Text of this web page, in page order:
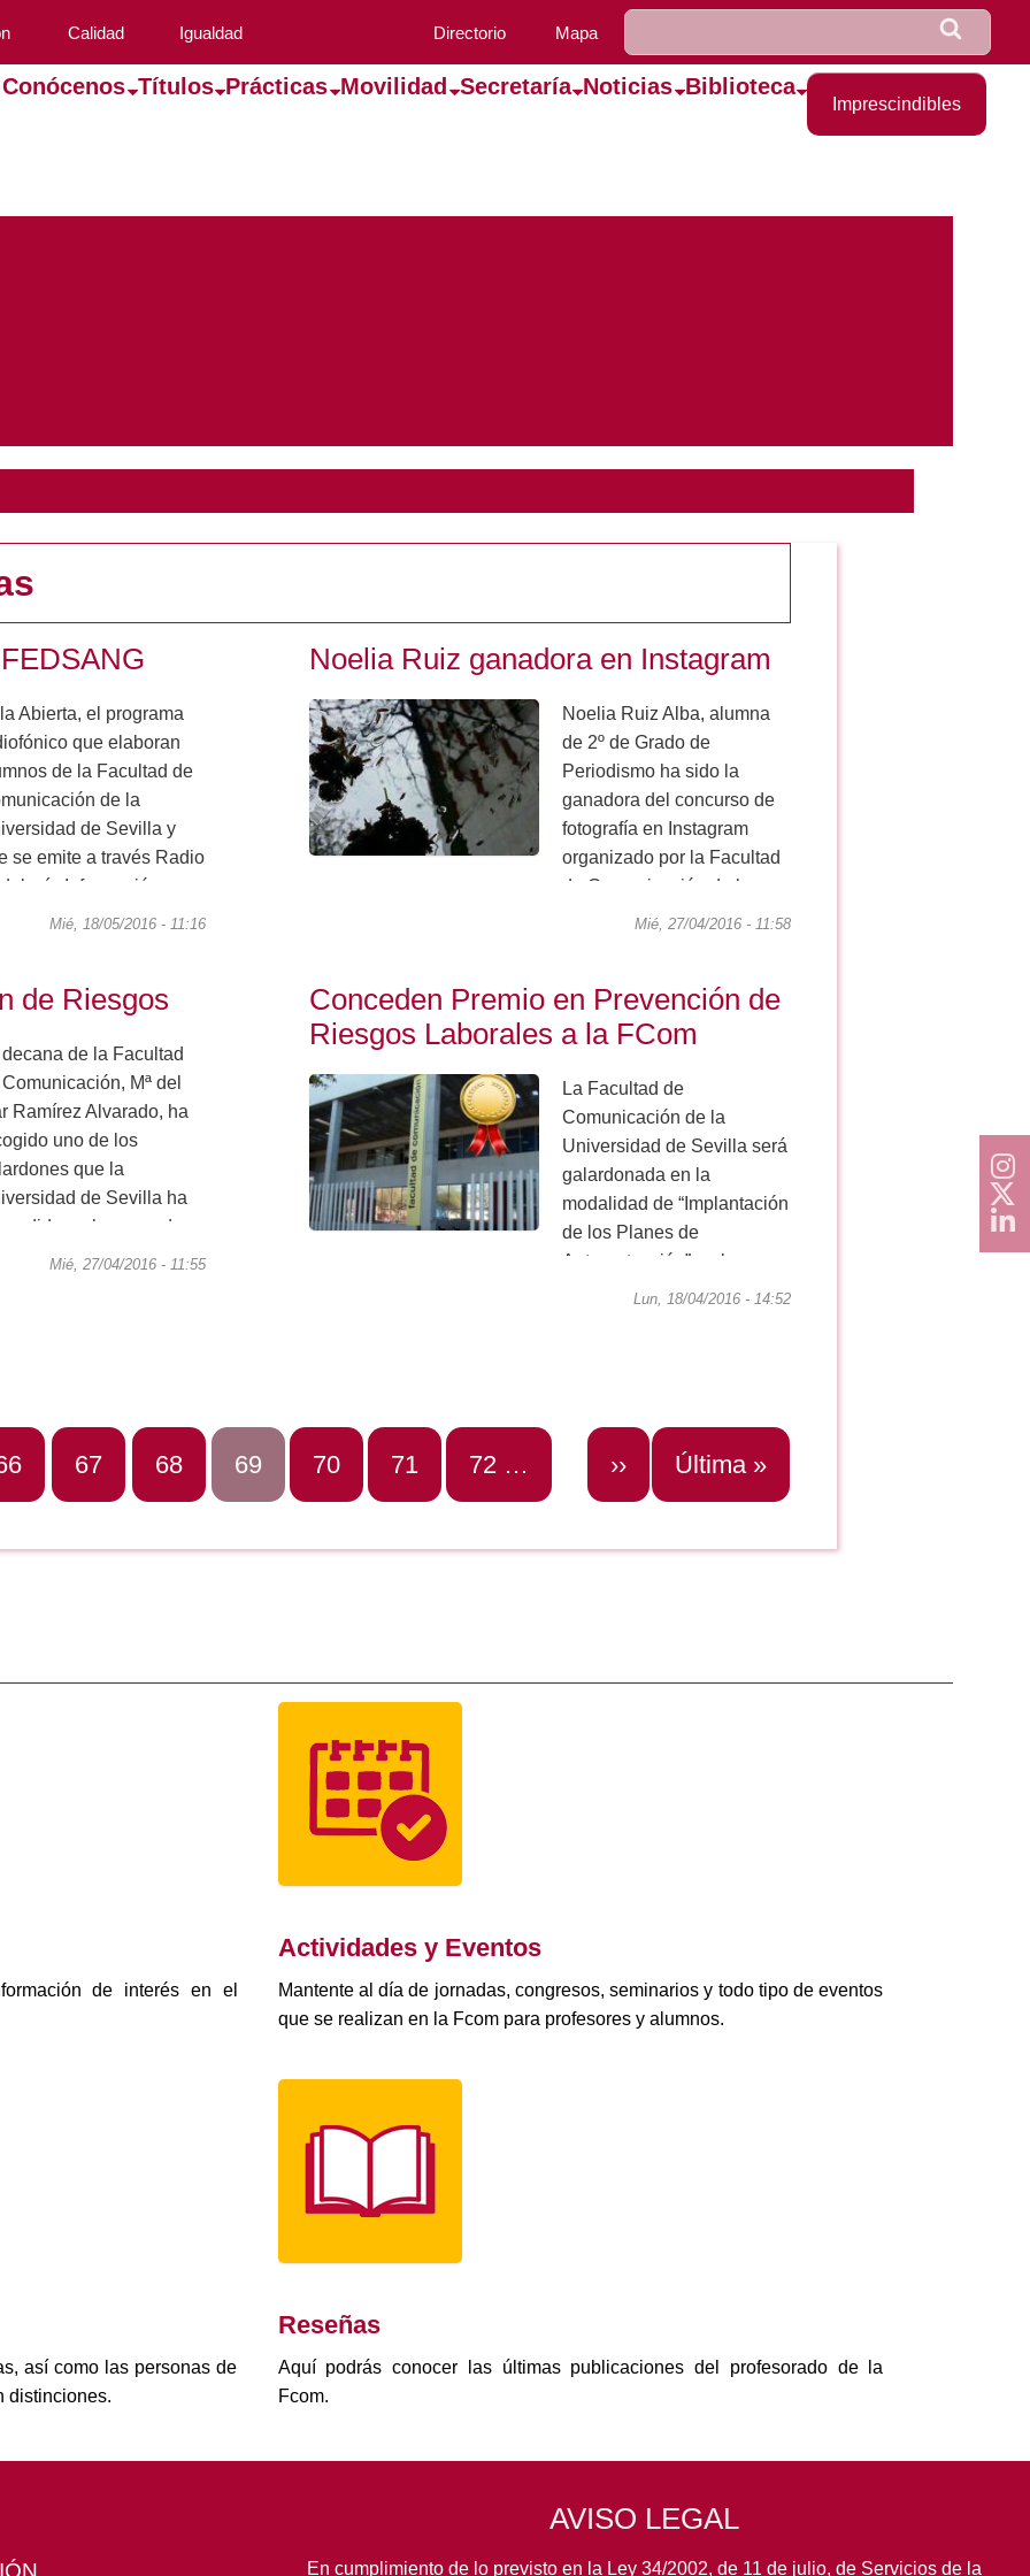
Calidad Igualdad Directorio Mapa
Conócenos Títulos Prácticas Movilidad Secretaría Noticias Biblioteca
Imprescindibles
Abierta, el programa
que elaboran
de la Facultad de
de la
de Sevilla y
se emite a través Radio
Información
de Canal Sur Radio,
Mié, 18/05/2016 - 11:16
Noelia Ruiz ganadora en Instagram
Noelia Ruiz Alba, alumna
de 2º de Grado de
Periodismo ha sido la
ganadora del concurso de
fotografía en Instagram
organizado por la Facultad
de Comunicación de la
Universidad de Sevilla. El
Mié, 27/04/2016 - 11:58
de Riesgos
decana de la Facultad
Mª del
Ramírez Alvarado, ha
uno de los
que la
de Sevilla ha
en la segunda
de los
Mié, 27/04/2016 - 11:55
Conceden Premio en Prevención de
Riesgos Laborales a la FCom
La Facultad de
Comunicación de la
Universidad de Sevilla será
galardonada en la
modalidad de “Implantación
de los Planes de
Autoprotección” en la
segunda edición de
Lun, 18/04/2016 - 14:52
Page_buscador
67 Page_buscador
68
Página
actual
69 Page_buscador
70 Page_buscador
71 Page_buscador
72 …
Siguiente
página
››
Última
Última »
de interés en el
Actividades y Eventos
Mantente al día de jornadas, congresos, seminarios y todo tipo de eventos
que se realizan en la Fcom para profesores y alumnos.
así como las personas de
distinciones.
Reseñas
Aquí podrás conocer las últimas publicaciones del profesorado de la
Fcom.
AVISO LEGAL
En cumplimiento de lo previsto en la Ley 34/2002, de 11 de julio, de Servicios de la